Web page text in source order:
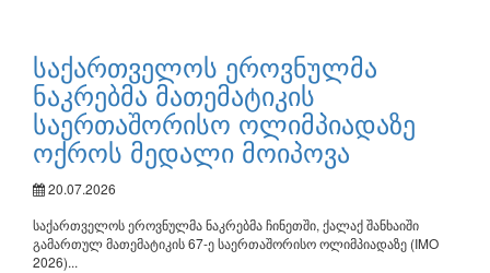
საქართველოს ეროვნულმა
ნაკრებმა მათემატიკის
საერთაშორისო ოლიმპიადაზე
ოქროს მედალი მოიპოვა
20.07.2026
საქართველოს ეროვნულმა ნაკრებმა ჩინეთში, ქალაქ შანხაიში
გამართულ მათემატიკის 67-ე საერთაშორისო ოლიმპიადაზე (IMO
2026)...